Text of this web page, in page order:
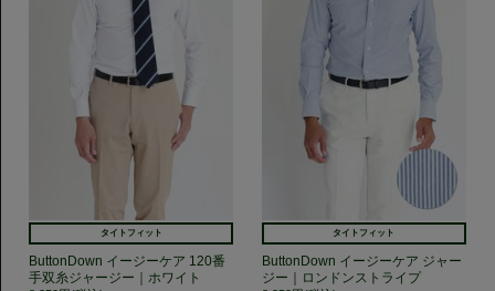
タイトフィット
ButtonDown イージーケア 120番
手双糸ジャージー｜ホワイト
タイトフィット
ButtonDown イージーケア ジャー
ジー｜ロンドンストライプ